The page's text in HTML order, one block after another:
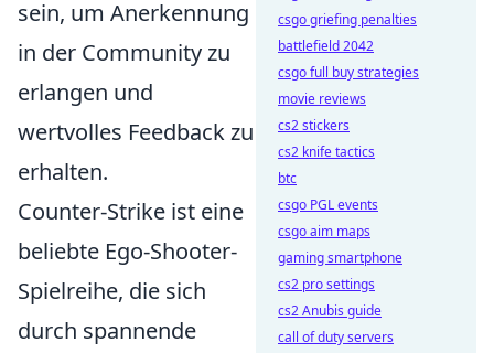
sein, um Anerkennung
in der Community zu
erlangen und
wertvolles Feedback zu
erhalten.
Counter-Strike ist eine
beliebte Ego-Shooter-
Spielreihe, die sich
durch spannende
csgo griefing penalties
battlefield 2042
csgo full buy strategies
movie reviews
cs2 stickers
cs2 knife tactics
btc
csgo PGL events
csgo aim maps
gaming smartphone
cs2 pro settings
cs2 Anubis guide
call of duty servers